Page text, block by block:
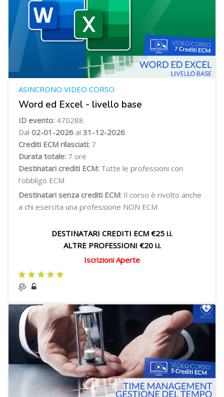
Word ed Excel - livello base
ASINCRONO VIDEO CORSO
ID evento: 470288
Dal 02-01-2026 al 31-12-2026
Crediti ECM rilasciati: 7
Durata totale: 7 ore
Destinatari crediti ECM: Tutte le professioni con
l'obbligo ECM
Destinatari senza crediti ECM: Il corso è rivolto anche
a chi esercita una professione NON ECM
DESTINATARI CREDITI ECM €25 i.i.
ALTRE PROFESSIONI €20 i.i.
Iscrizioni Aperte